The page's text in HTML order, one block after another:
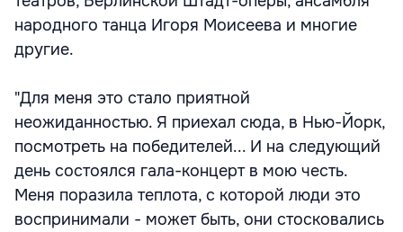
народного танца Игоря Моисеева и многие
другие.
"Для меня это стало приятной
неожиданностью. Я приехал сюда, в Нью-Йорк,
посмотреть на победителей... И на следующий
день состоялся гала-концерт в мою честь.
Меня поразила теплота, с которой люди это
воспринимали - может быть, они стосковались